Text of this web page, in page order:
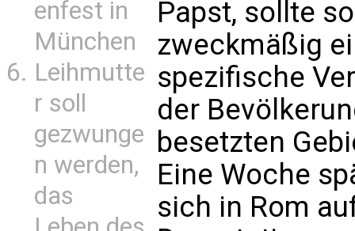
enfest in
München
Leihmutte
r soll
gezwunge
n werden,
das
Papst, sollte
zweckmäßig
spezifische
der
besetzten
Eine Woche
sich in Rom